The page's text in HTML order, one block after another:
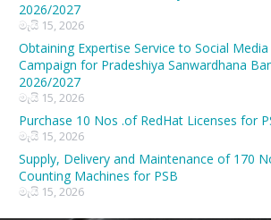
2026/2027
මැයි 15, 2026
Obtaining Expertise Service to Social
Campaign for Pradeshiya Sanwardhana
2026/2027
මැයි 15, 2026
Purchase 10 Nos .of RedHat Licenses for
මැයි 15, 2026
Supply, Delivery and Maintenance of 170
Counting Machines for PSB
මැයි 15, 2026